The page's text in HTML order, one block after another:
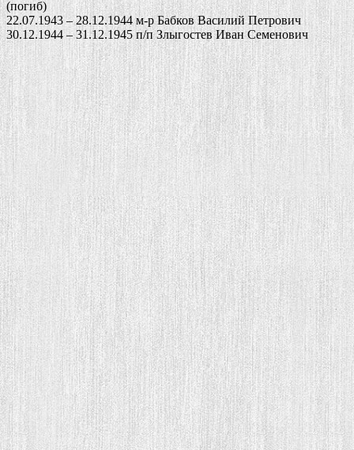
(погиб)
22.07.1943 – 28.12.1944 м-р Бабков Василий Петрович
30.12.1944 – 31.12.1945 п/п Злыгостев Иван Семенович